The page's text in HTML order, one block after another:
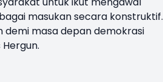
masukan secara konstruktif.
demi masa depan demokrasi